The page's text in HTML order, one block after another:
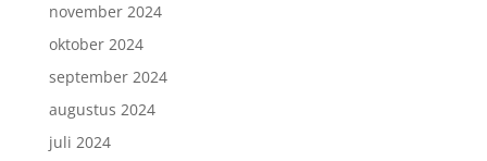
november 2024
oktober 2024
september 2024
augustus 2024
juli 2024